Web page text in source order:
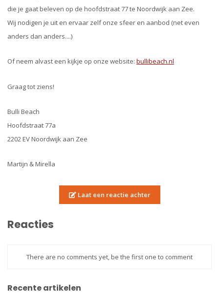
die je gaat beleven op de hoofdstraat 77 te Noordwijk aan Zee.
Wij nodigen je uit en ervaar zelf onze sfeer en aanbod (net even
anders dan anders....)
Of neem alvast een kijkje op onze website: bullibeach.nl
Graag tot ziens!
Bulli Beach
Hoofdstraat 77a
2202 EV Noordwijk aan Zee
Martijn & Mirella
Laat een reactie achter
Reacties
There are no comments yet, be the first one to comment
Recente artikelen